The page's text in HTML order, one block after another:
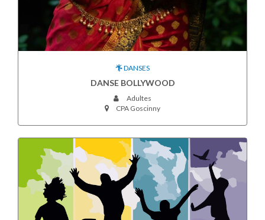
DANSES
DANSE BOLLYWOOD
Adultes
CPA Goscinny